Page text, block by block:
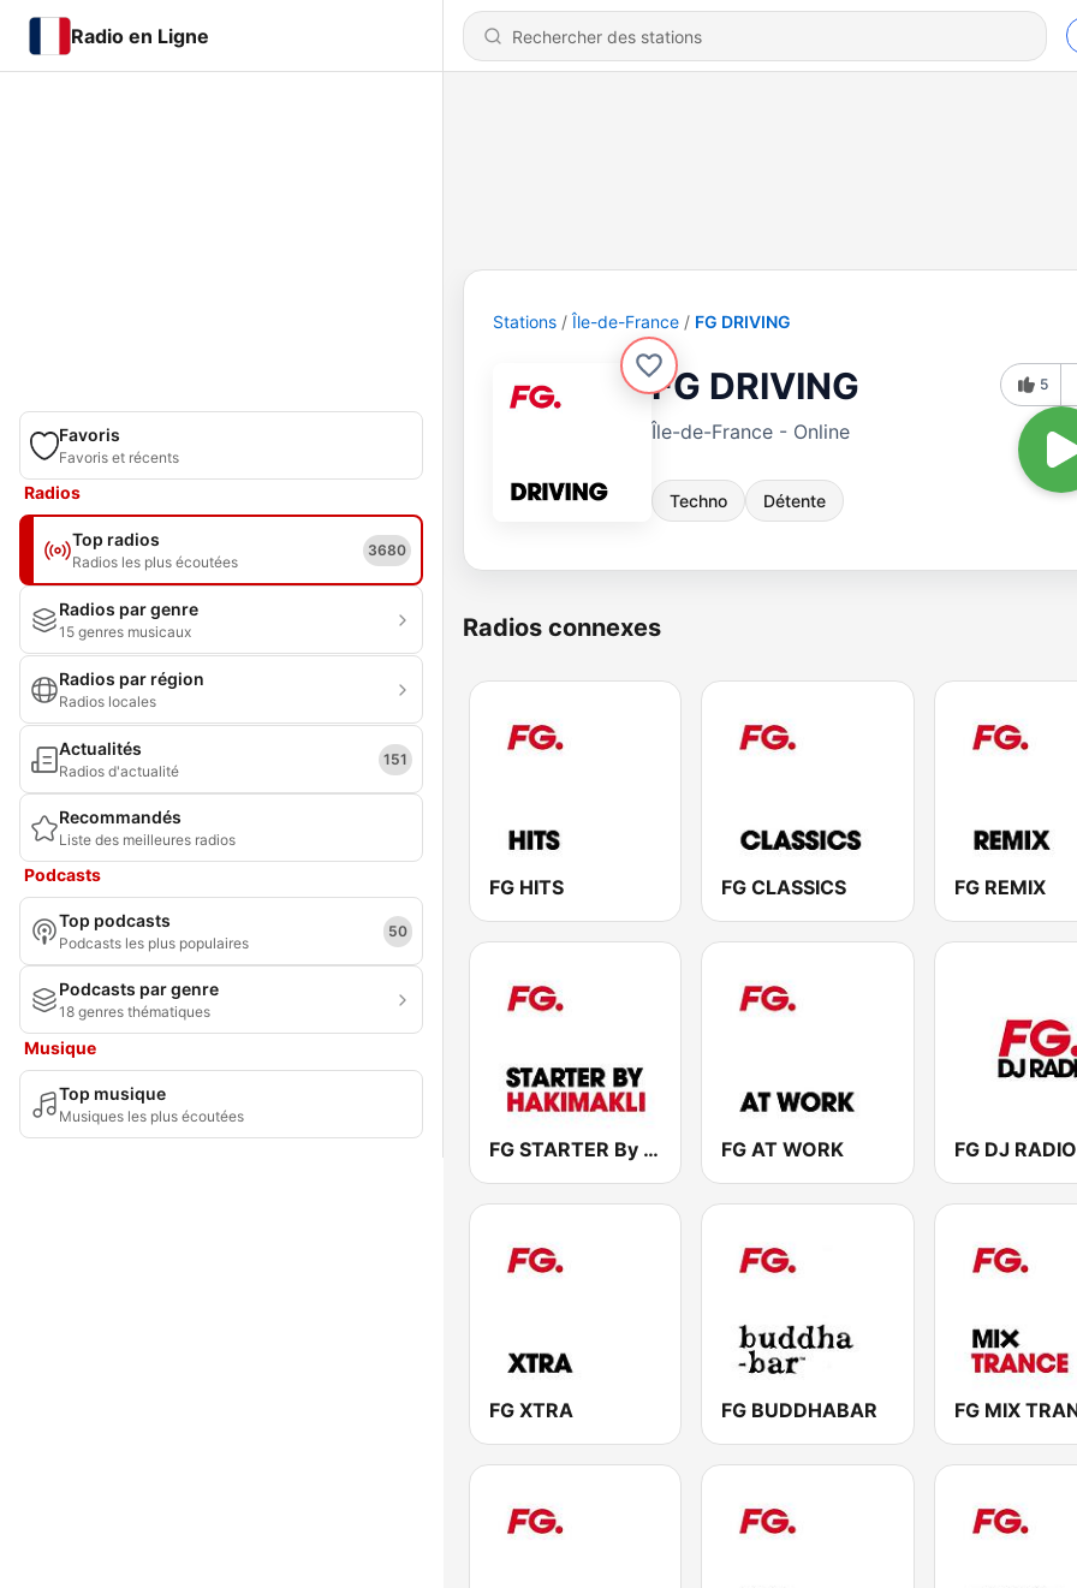
Radio en Ligne
Favoris
Favoris et récents
Radios
Top radios
Radios les plus écoutées
3680
Radios par genre
15 genres musicaux
Radios par région
Radios locales
Actualités
Radios d'actualité
151
Recommandés
Liste des meilleures radios
Podcasts
Top podcasts
Podcasts les plus populaires
50
Podcasts par genre
18 genres thématiques
Musique
Top musique
Musiques les plus écoutées
Stations Île-de-France FG DRIVING
FG DRIVING
Île-de-France - Online
Techno Détente
5
Radios connexes
FG HITS FG CLASSICS FG REMIX
FG STARTER By HAKIMAKLI FG AT WORK FG DJ RADIO
FG XTRA FG BUDDHABAR FG MIX